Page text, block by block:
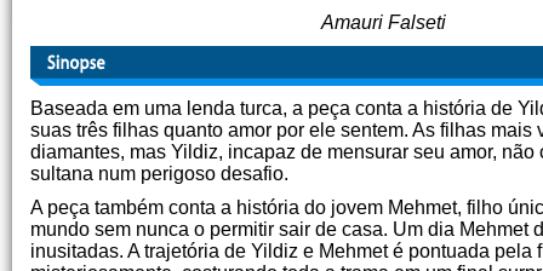
Amauri Falseti
Baseada em uma lenda turca, a peça conta a história de
suas três filhas quanto amor por ele sentem. As filhas
diamantes, mas Yildiz, incapaz de mensurar seu amor,
sultana num perigoso desafio.
A peça também conta a história do jovem Mehmet, filho
mundo sem nunca o permitir sair de casa. Um dia
inusitadas. A trajetória de Yildiz e Mehmet é pontuada